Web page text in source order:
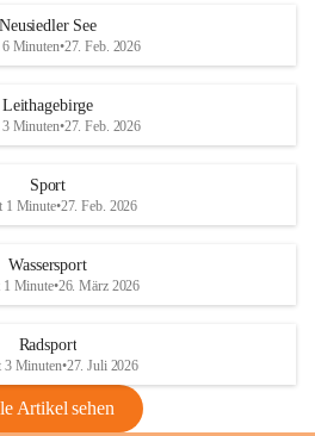
18
r
S
Neusiedler See
6 Minuten•27. Feb. 2026
Leithagebirge
3 Minuten•27. Feb. 2026
Sport
1 Minute•27. Feb. 2026
Wassersport
1 Minute•26. März 2026
Radsport
3 Minuten•27. Juli 2026
Artikel sehen